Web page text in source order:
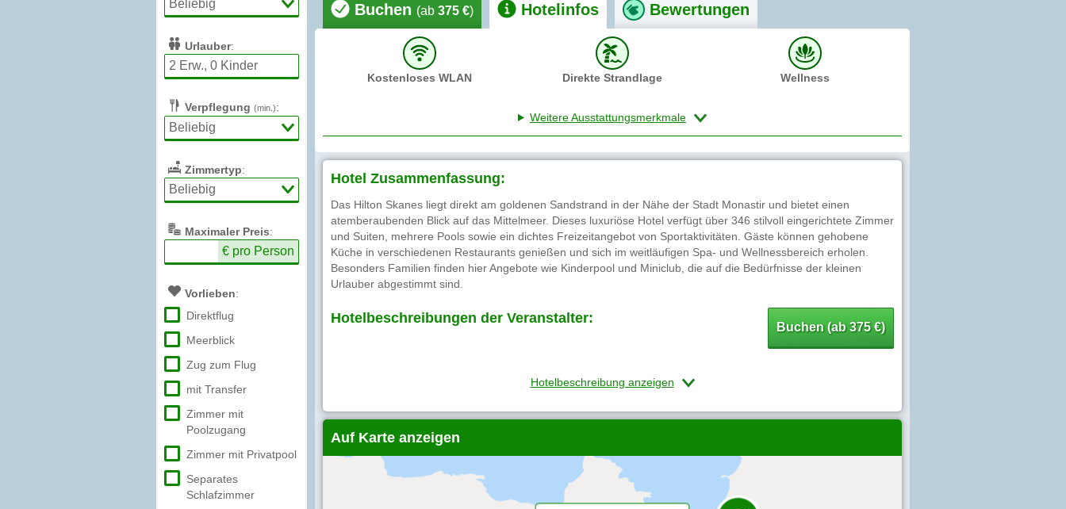
Urlauber:
Verpflegung (min.):
Zimmertyp:
Maximaler Preis:
€ pro Person
Vorlieben:
Direktflug
Meerblick
Zug zum Flug
mit Transfer
Zimmer mit
Poolzugang
Zimmer mit Privatpool
Separates
Schlafzimmer
Buchen (ab 375 €) Hotelinfos Bewertungen
Kostenloses WLAN Direkte Strandlage Wellness
Weitere Ausstattungsmerkmale
Hotel Zusammenfassung:
Das Hilton Skanes liegt direkt am goldenen Sandstrand in der Nähe der Stadt Monastir und bietet einen
atemberaubenden Blick auf das Mittelmeer. Dieses luxuriöse Hotel verfügt über 346 stilvoll eingerichtete Zimmer
und Suiten, mehrere Pools sowie ein dichtes Freizeitangebot von Sportaktivitäten. Gäste können gehobene
Küche in verschiedenen Restaurants genießen und sich im weitläufigen Spa- und Wellnessbereich erholen.
Besonders Familien finden hier Angebote wie Kinderpool und Miniclub, die auf die Bedürfnisse der kleinen
Urlauber abgestimmt sind.
Hotelbeschreibungen der Veranstalter:
Buchen (ab 375 €)
Hotelbeschreibung anzeigen
Auf Karte anzeigen